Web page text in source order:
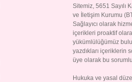
Sitemiz, 5651 Sayılı
ve İletişim Kurumu
Sağlayıcı olarak
içerikleri proaktif
yükümlülüğümüz
yazdıkları içeriklerin
üye olarak bu
Hukuka ve yasal